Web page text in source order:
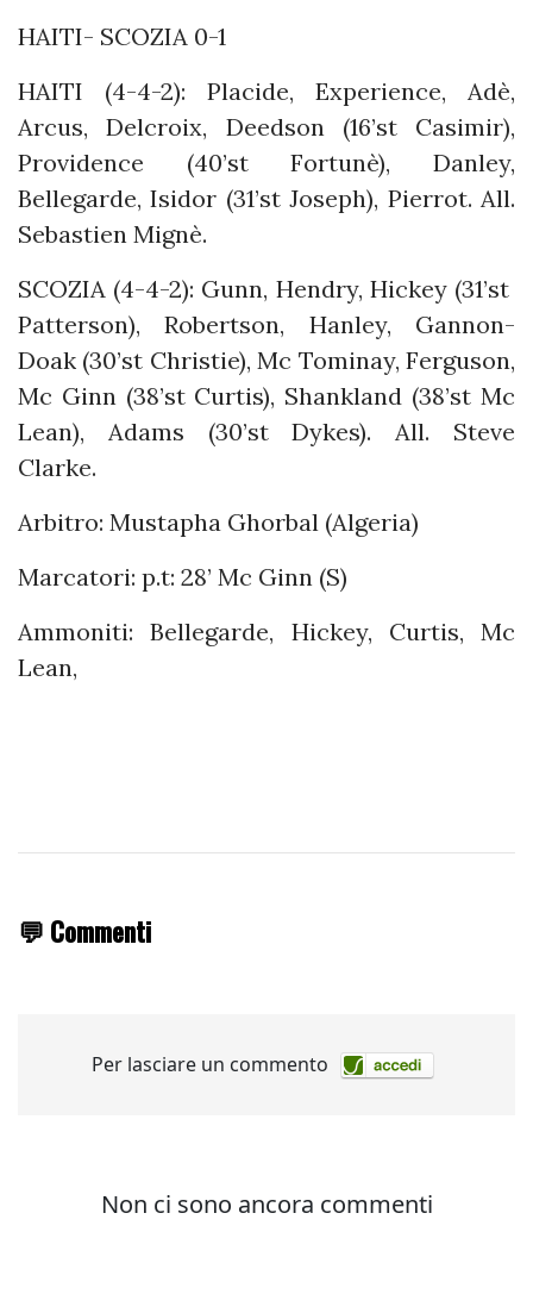
HAITI- SCOZIA 0-1
HAITI (4-4-2): Placide, Experience, Adè,
Arcus, Delcroix, Deedson (16’st Casimir),
Providence (40’st Fortunè), Danley,
Bellegarde, Isidor (31’st Joseph), Pierrot. All.
Sebastien Mignè.
SCOZIA (4-4-2): Gunn, Hendry, Hickey (31’st
Patterson), Robertson, Hanley, Gannon-
Doak (30’st Christie), Mc Tominay, Ferguson,
Mc Ginn (38’st Curtis), Shankland (38’st Mc
Lean), Adams (30’st Dykes). All. Steve
Clarke.
Arbitro: Mustapha Ghorbal (Algeria)
Marcatori: p.t: 28’ Mc Ginn (S)
Ammoniti: Bellegarde, Hickey, Curtis, Mc
Lean,
💬 Commenti